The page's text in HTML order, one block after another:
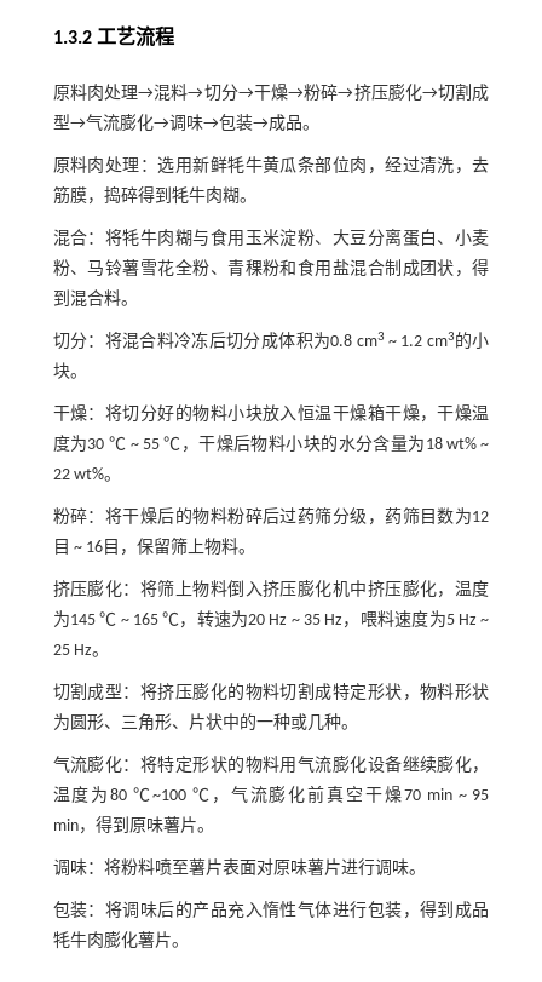
1.3.2 工艺流程
原料肉处理→混料→切分→干燥→粉碎→挤压膨化→切割成
型→气流膨化→调味→包装→成品。
原料肉处理：选用新鲜牦牛黄瓜条部位肉，经过清洗，去
筋膜，捣碎得到牦牛肉糊。
混合：将牦牛肉糊与食用玉米淀粉、大豆分离蛋白、小麦
粉、马铃薯雪花全粉、青稞粉和食用盐混合制成团状，得
到混合料。
切分：将混合料冷冻后切分成体积为0.8 cm3 ~ 1.2 cm3 的小
块。
干燥：将切分好的物料小块放入恒温干燥箱干燥，干燥温
度为30 ℃ ~ 55 ℃，干燥后物料小块的水分含量为18 wt% ~
22 wt%。
粉碎：将干燥后的物料粉碎后过药筛分级，药筛目数为12
目 ~ 16目，保留筛上物料。
挤压膨化：将筛上物料倒入挤压膨化机中挤压膨化，温度
为145 ℃ ~ 165 ℃，转速为20 Hz ~ 35 Hz，喂料速度为5 Hz ~
25 Hz。
切割成型：将挤压膨化的物料切割成特定形状，物料形状
为圆形、三角形、片状中的一种或几种。
气流膨化：将特定形状的物料用气流膨化设备继续膨化，
温度为80 ℃~100 ℃，气流膨化前真空干燥70 min ~ 95
min，得到原味薯片。
调味：将粉料喷至薯片表面对原味薯片进行调味。
包装：将调味后的产品充入惰性气体进行包装，得到成品
牦牛肉膨化薯片。